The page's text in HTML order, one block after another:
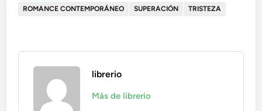
ROMANCE CONTEMPORÁNEO
SUPERACIÓN TRISTEZA
librerio
Más de librerio